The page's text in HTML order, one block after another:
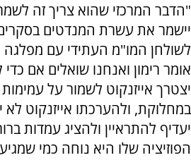
"הדבר המרכזי שהוא צריך זה
יישמר את עשרת המנדטים
לשולחן המו"מ העתידי עם
אומר רימון ואנחנו שואלים אם
יצטרך אייזנקוט לשמור על
במחלוקת, ולהערכתו אייזנקוט לא
יעדיף להתראיין ולהציג עמדות
הפוזיציה שלו היא נוחה כמי